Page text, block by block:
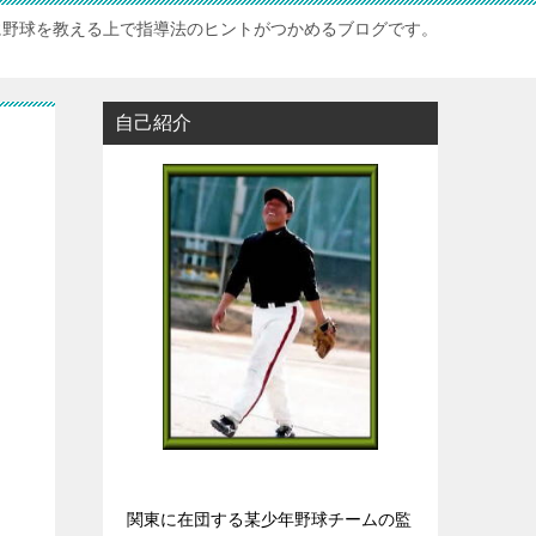
球を教える上で指導法のヒントがつかめるブログです。
自己紹介
関東に在団する某少年野球チームの監